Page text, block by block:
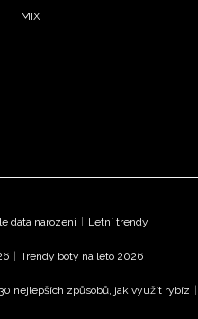
MIX
data narození | Letní trendy
| Trendy boty na léto 2026
30 nejlepších způsobů, jak využít rybíz |